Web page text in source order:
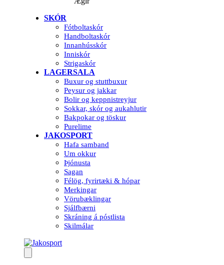
SKÓR
Fótboltaskór
Handboltaskór
Innanhússkór
Inniskór
Strigaskór
LAGERSALA
Buxur og stuttbuxur
Peysur og jakkar
Bolir og keppnistreyjur
Sokkar, skór og aukahlutir
Bakpokar og töskur
Purelime
JAKOSPORT
Hafa samband
Um okkur
Þjónusta
Sagan
Félög, fyrirtæki & hópar
Merkingar
Vörubæklingar
Sjálfbærni
Skráning á póstlista
Skilmálar